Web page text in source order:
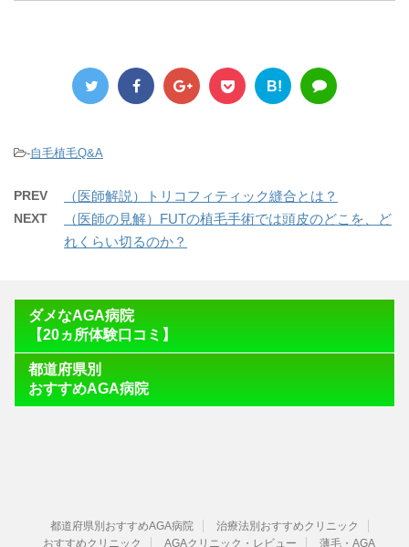
B!
-自毛植毛Q&A
PREV （医師解説）トリコフィティック縫合とは？
NEXT
（医師の見解）FUTの植毛手術では頭皮のどこを、ど
れくらい切るのか？
ダメなAGA病院
【20ヵ所体験口コミ】
都道府県別
おすすめAGA病院
都道府県別おすすめAGA病院
治療法別おすすめクリニック
おすすめクリニック
AGAクリニック・レビュー 薄毛・AGA